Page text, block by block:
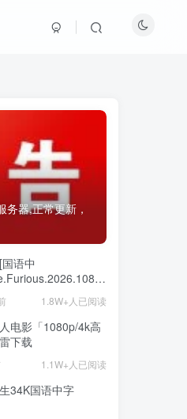
务器,正常更新，
语中
1.8W+人已阅读
电影「1080p/4k高
下载
1.1W+人已阅读
34K国语中字
载.阿里云盘.中字.(2026)
载.阿里云盘.中字.(2026)
克.阿里下载.中字.(2021)
云网盘夸克下载.阿里云盘.中字.(2026)
克下载.阿里云盘.中字.(2026)
克下载.阿里云盘.中字.(2026)